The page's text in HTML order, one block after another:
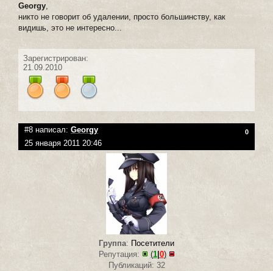
Georgy
никто не говорит об удалении, просто большинству, как
видишь, это не интересно...
Зарегистрирован:
21.09.2010
#8 написал: Georgy 0
25 января 2011 20:46
Группа: Посетители
Репутация:
(1| 0)
Публикаций: 32